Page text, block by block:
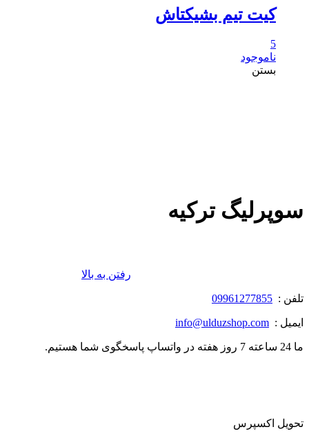
کیت تیم بشیکتاش
5
ناموجود
بستن
سوپرلیگ ترکیه
رفتن به بالا
تلفن : 09961277855
ایمیل : info@ulduzshop.com
ما 24 ساعته 7 روز هفته در واتساپ پاسخگوی شما هستیم.
تحویل اکسپرس